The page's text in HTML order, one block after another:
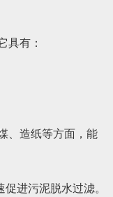
具有：
、造纸等方面，能
进污泥脱水过滤。